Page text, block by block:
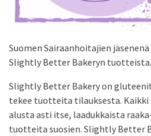
Suomen Sairaanhoitajien
Slightly Better Bakeryn tuotteista.
Slightly Better Bakery on
tekee tuotteita tilauksesta.
alusta asti itse, laadukkaista
tuotteita suosien. Slightly Better